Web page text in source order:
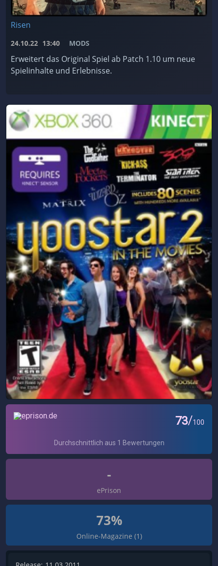
Risen
24.10.22 13:40 MODS
Erweitert das Original Spiel ab Patch 1.10 um neue
Spielinhalte und Erlebnisse.
-
ePrison
73%
Online-Magazine (1)